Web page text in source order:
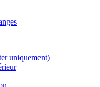
uniquement)